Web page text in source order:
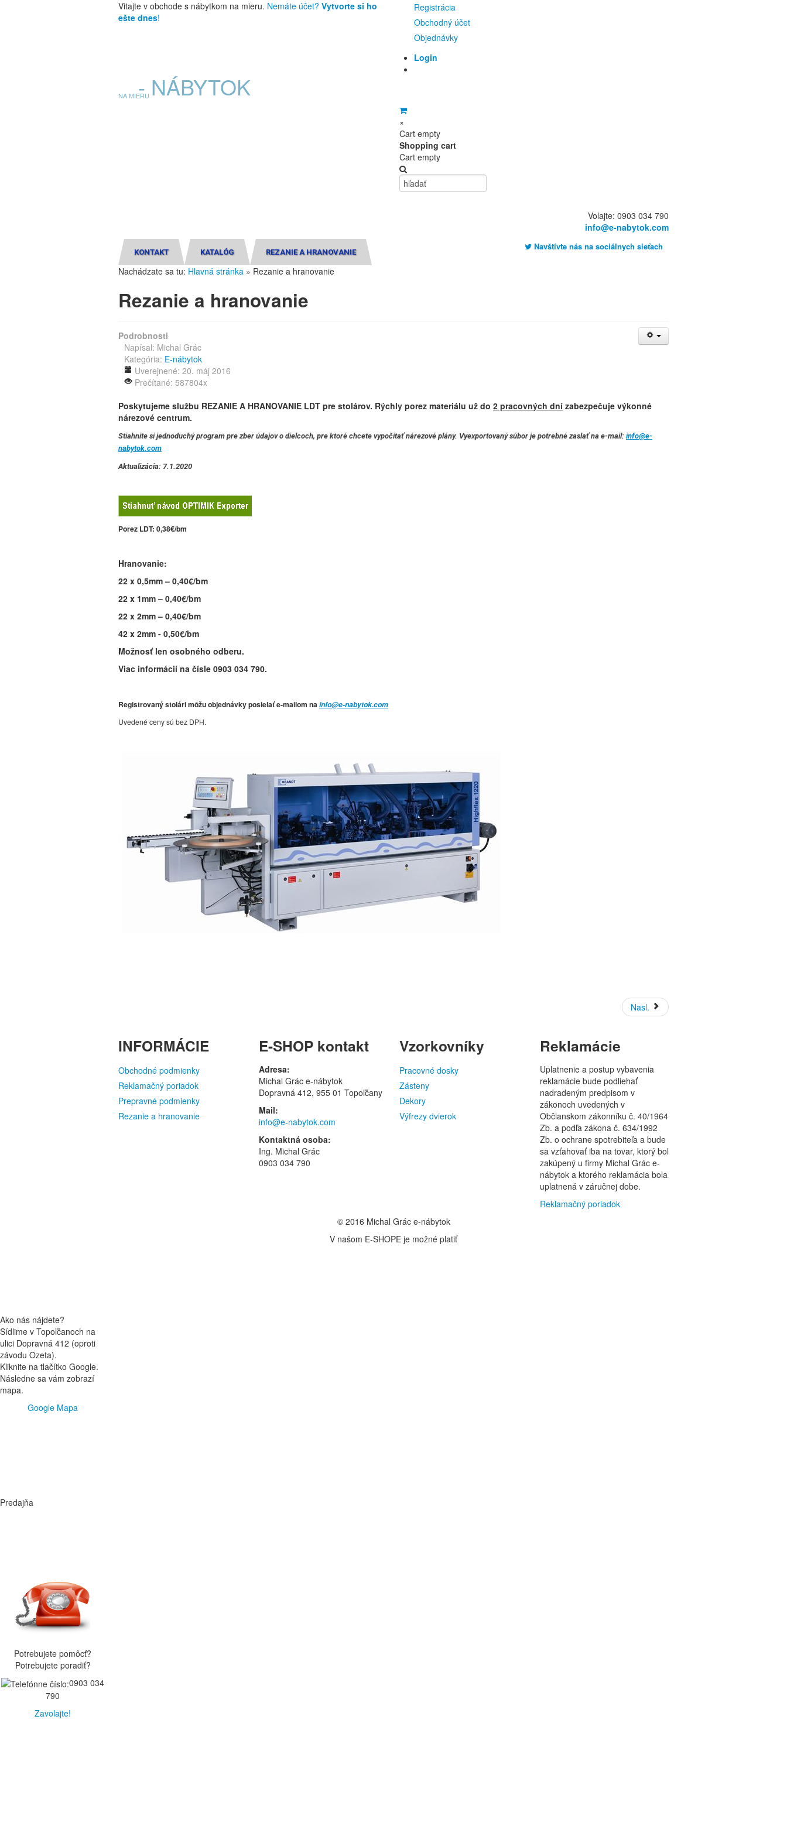
Vitajte v obchode s nábytkom na mieru. Nemáte účet? Vytvorte si ho
ešte dnes!
Registrácia
Obchodný účet
Objednávky
Login
E- NÁBYTOK
NA MIERU
×
Cart empty
Shopping cart
Cart empty
Volajte: 0903 034 790
info@e-nabytok.com
KONTAKT KATALÓG REZANIE A HRANOVANIE
Navštívte nás na sociálnych sieťach
Nachádzate sa tu: Hlavná stránka » Rezanie a hranovanie
Rezanie a hranovanie
Podrobnosti
Napísal: Michal Grác
Kategória: E-nábytok
Uverejnené: 20. máj 2016
Prečítané: 587804x
Poskytujeme službu REZANIE A HRANOVANIE LDT pre stolárov. Rýchly porez materiálu už do 2 pracovných dní zabezpečuje výkonné
nárezové centrum.
Stiahnite si jednoduchý program pre zber údajov o dielcoch, pre ktoré chcete vypočítať nárezové plány. Vyexportovaný súbor je potrebné zaslať na e-mail: info@e-
nabytok.com
Aktualizácia: 7.1.2020
Porez LDT: 0,38€/bm
Hranovanie:
22 x 0,5mm – 0,40€/bm
22 x 1mm – 0,40€/bm
22 x 2mm – 0,40€/bm
42 x 2mm - 0,50€/bm
Možnosť len osobného odberu.
Viac informácií na čísle 0903 034 790.
Registrovaný stolári môžu objednávky posielať e-mailom na info@e-nabytok.com
Uvedené ceny sú bez DPH.
Nasl.
INFORMÁCIE
Obchodné podmienky
Reklamačný poriadok
Prepravné podmienky
Rezanie a hranovanie
E-SHOP kontakt
Adresa:
Michal Grác e-nábytok
Dopravná 412, 955 01 Topoľčany
Mail:
info@e-nabytok.com
Kontaktná osoba:
Ing. Michal Grác
0903 034 790
Vzorkovníky
Pracovné dosky
Zásteny
Dekory
Výfrezy dvierok
Reklamácie
Uplatnenie a postup vybavenia
reklamácie bude podliehať
nadradeným predpisom v
zákonoch uvedených v
Občianskom zákonníku č. 40/1964
Zb. a podľa zákona č. 634/1992
Zb. o ochrane spotrebiteľa a bude
sa vzťahovať iba na tovar, ktorý bol
zakúpený u firmy Michal Grác e-
nábytok a ktorého reklamácia bola
uplatnená v záručnej dobe.
Reklamačný poriadok
© 2016 Michal Grác e-nábytok
V našom E-SHOPE je možné platiť
Ako nás nájdete?
Sídlime v Topoľčanoch na
ulici Dopravná 412 (oproti
závodu Ozeta).
Kliknite na tlačítko Google.
Následne sa vám zobrazí
mapa.
Google Mapa
Predajňa
Potrebujete pomôcť?
Potrebujete poradiť?
0903 034
790
Zavolajte!